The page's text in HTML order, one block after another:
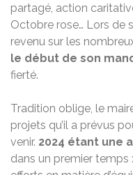
partagé, action
Octobre rose… Lors de
revenu sur les
le début de son
fierté.
Tradition oblige, le
projets qu’il a prévus
venir. 2024 étant une
dans un premier temps